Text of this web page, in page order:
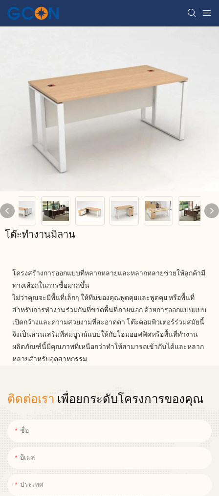
โต๊ะทำงานมิลาน
โครงสร้างการออกแบบที่หลากหลายและหลากหลายช่วยให้ลูกค้ามี
ทางเลือกในการซื้อมากขึ้น
ไม่ว่าคุณจะมีพื้นที่เล็กๆ ให้ทีมของคุณพูดคุยและพูดคุย หรือพื้นที่
สำหรับการทำงานร่วมกันที่ขาดพื้นที่ภายนอก ด้วยการออกแบบแบบ
เปิดกว้างและความสวยงามที่สะอาดตา โต๊ะคอมพิวเตอร์ร่วมสมัยนี้
จึงเป็นส่วนเสริมที่สมบูรณ์แบบให้กับโฮมออฟฟิศหรือพื้นที่ทำงาน
ผลิตภัณฑ์นี้มีคุณภาพที่เหนือกว่าทำให้สามารถเข้ากันได้และหลาก
หลายสำหรับอุตสาหกรรม
ติดต่อเรา เพื่อยกระดับโครงการของคุณ
ชื่อ
อีเมล
ประเทศ